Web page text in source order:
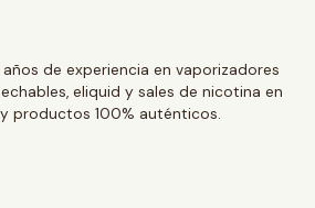
de experiencia en vaporizadores
eliquid y sales de nicotina en
productos 100% auténticos.